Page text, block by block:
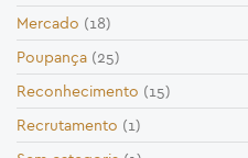
Mercado (18)
Poupança (25)
Reconhecimento (15)
Recrutamento (1)